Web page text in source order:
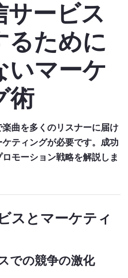
サービス
るために
いマーケ
術
楽曲を多くのリスナーに届け
ティングが必要です。成功
モーション戦略を解説しま
スとマーケティ
での競争の激化